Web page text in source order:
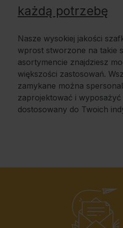
każdą potrzebę
Nasze wysokiej jakości
wprost stworzone na takie
asortymencie znajdziesz
większości zastosowań.
zamykane można
zaprojektować i
dostosowany do Twoich